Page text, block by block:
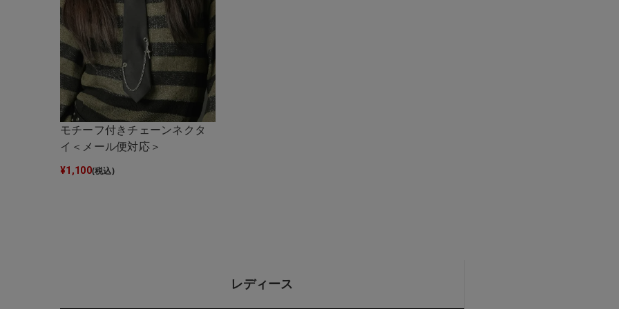
モチーフ付きチェーンネクタ
イ＜メール便対応＞
¥1,100(税込)
レディース